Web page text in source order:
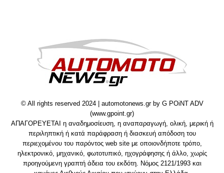
© All rights reserved 2024 | automotonews.gr by G POiNT ADV
(www.gpoint.gr)
ΑΠΑΓΟΡΕΥΕΤΑΙ η αναδημοσίευση, η αναπαραγωγή, ολική, μερική ή
περιληπτική ή κατά παράφραση ή διασκευή απόδοση του
περιεχομένου του παρόντος web site με οποιονδήποτε τρόπο,
ηλεκτρονικό, μηχανικό, φωτοτυπικό, ηχογράφησης ή άλλο, χωρίς
προηγούμενη γραπτή άδεια του εκδότη. Νόμος 2121/1993 και